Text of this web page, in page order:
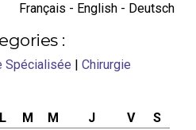
Français - English - Deutsch
:
Spécialisée | Chirurgie
L M M J V
S